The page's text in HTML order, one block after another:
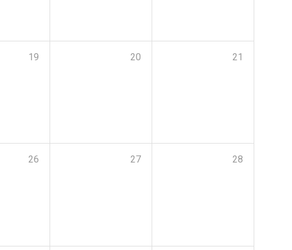
19 20 21
26 27 28